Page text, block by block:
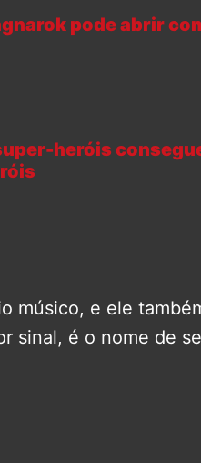
pode abrir
heróis
músico, e ele
sinal, é o nome de